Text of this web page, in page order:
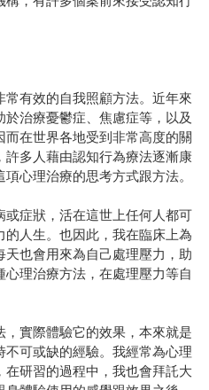
有效的自我照顧方法。近年來
治療憂鬱症、焦慮症等，以及
在世界各地受到非常高度的關
多人藉由認知行為療法逐漸康
心理治療的思考方式跟方法。
症狀，活在這世上任何人都可
人生。也因此，我在臨床上為
也會用來為自己處理壓力，助
理治療方法，在處理壓力等自
實際體驗它的效果，本來就是
可或缺的經驗。我經常為心理
研習的過程中，我也會拜託大